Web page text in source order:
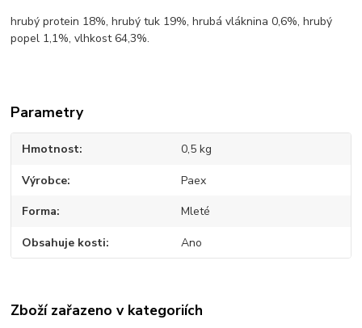
hrubý protein 18%, hrubý tuk 19%, hrubá vláknina 0,6%, hrubý
popel 1,1%, vlhkost 64,3%.
Parametry
Hmotnost 0,5 kg
Výrobce Paex
Forma Mleté
Obsahuje kosti Ano
Zboží zařazeno v kategoriích